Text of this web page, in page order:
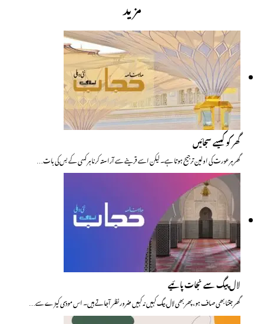
مزید
گھر کو کیسے سجائیں
گھر ہر عورت کی اولین ترجیح ہوتا ہے۔ لیکن اسے قرینے سے آراستہ کرنا ہر کسی کے بس کی بات…
لال پیگ سے نجات پائیے
گھر جتنا بھی صاف ہو، پھر بھی لال بیگ کہیں نہ کہیں ضرور نظر آجاتے ہیں۔ اس موذی کیڑے سے…